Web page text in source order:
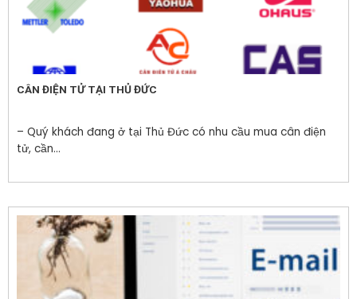
CÂN ĐIỆN TỬ TẠI THỦ ĐỨC
– Quý khách đang ở tại Thủ Đức có nhu cầu mua cân điện
tử, cần...